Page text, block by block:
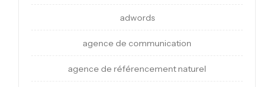
adwords
agence de communication
agence de référencement naturel